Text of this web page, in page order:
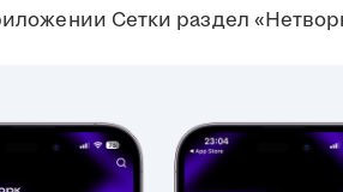
Сетки раздел